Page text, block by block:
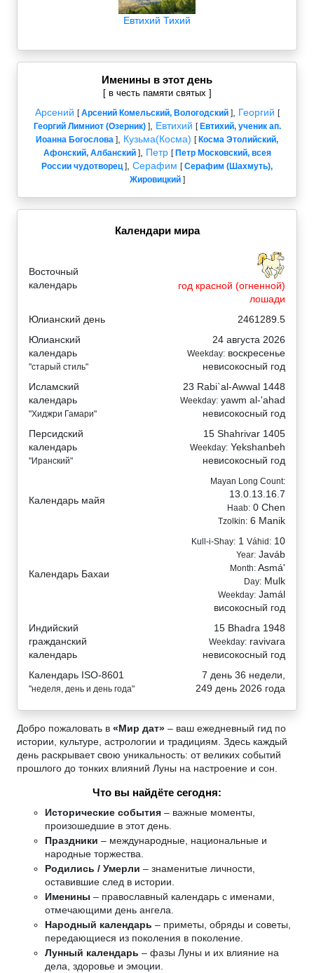
Евтихий Тихий
Именины в этот день
[ в честь памяти святых ]
Арсений [Арсений Комельский, Вологодский], Георгий [
Георгий Лимниот (Озерник)], Евтихий [ Евтихий, ученик ап.
Иоанна Богослова ], Кузьма(Косма) [ Косма Этолийский,
Афонский, Албанский], Петр [ Петр Московский, всея
России чудотворец], Серафим [Серафим (Шахмуть),
Жировицкий]
Календари мира
Восточный
календарь
год красной (огненной)
лошади
Юлианский день
2461289.5
Юлианский
календарь
"старый стиль"
24 августа 2026
Weekday: воскресенье
невисокосный год
Исламский
календарь
"Хиджри Гамари"
23 Rabi`al-Awwal 1448
Weekday: yawm al-'ahad
невисокосный год
Персидский
календарь
"Иранский"
15 Shahrivar 1405
Weekday: Yekshanbeh
невисокосный год
Календарь майя
Mayan Long Count:
13.0.13.16.7
Haab: 0 Chen
Tzolkin: 6 Manik
Календарь Бахаи
Kull-i-Shay: 1 Váhid: 10
Year: Javáb
Month: Asmá'
Day: Mulk
Weekday: Jamál
високосный год
Индийский
гражданский
календарь
15 Bhadra 1948
Weekday: ravivara
невисокосный год
Календарь ISO-8601
"неделя, день и день года"
7 день 36 недели,
249 день 2026 года
Добро пожаловать в «Мир дат» – ваш ежедневный гид по
истории, культуре, астрологии и традициям. Здесь каждый
день раскрывает свою уникальность: от великих событий
прошлого до тонких влияний Луны на настроение и сон.
Что вы найдёте сегодня:
Исторические события – важные моменты,
произошедшие в этот день.
Праздники – международные, национальные и
народные торжества.
Родились / Умерли – знаменитые личности,
оставившие след в истории.
Именины – православный календарь с именами,
отмечающими день ангела.
Народный календарь – приметы, обряды и советы,
передающиеся из поколения в поколение.
Лунный календарь – фазы Луны и их влияние на
дела, здоровье и эмоции.